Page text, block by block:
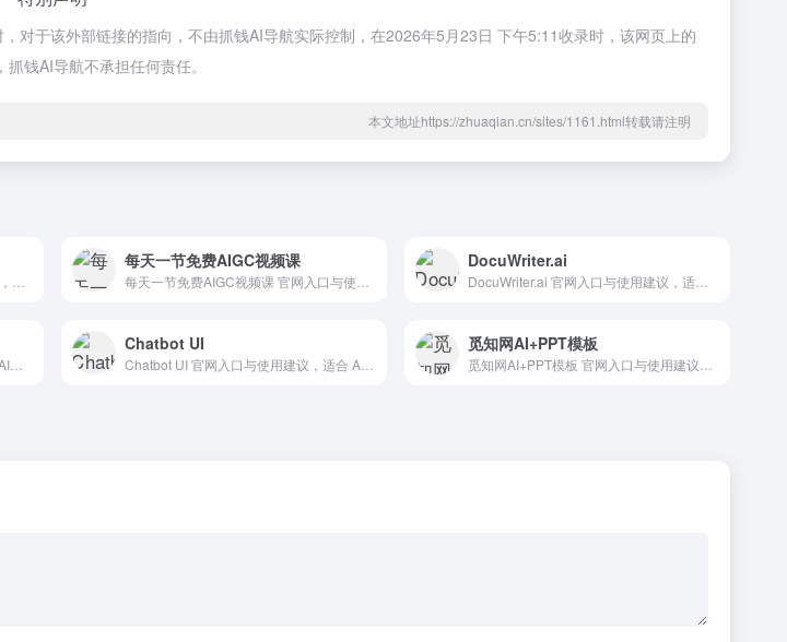
对于该外部链接的指向，不由抓钱AI导航实际控制，在2026年5月23日 下午5:11收录时，该网页上的
钱AI导航不承担任何责任。
本文地址https://zhuaqian.cn/sites/1161.html转载请注明
每天一节免费AIGC视频课 DocuWriter.ai
Chatbot UI 觅知网AI+PPT模板